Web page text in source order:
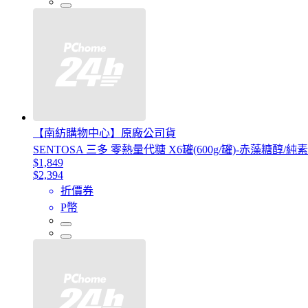
【南紡購物中心】原廠公司貨
SENTOSA 三多 零熱量代糖 X6罐(600g/罐)-赤藻糖醇/純
$1,849
$2,394
折價券
P幣